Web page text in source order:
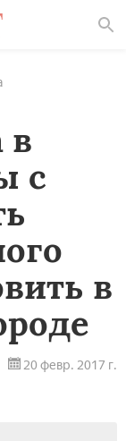
в
с
в
20 февр. 2017 г.